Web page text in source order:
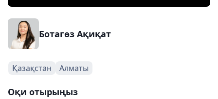
Ботагөз Ақиқат
Қазақстан Алматы
Оқи отырыңыз